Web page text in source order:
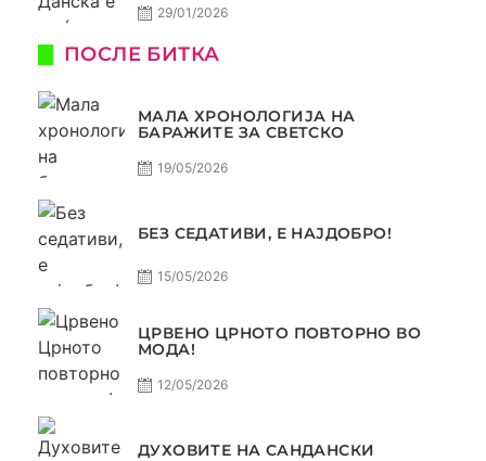
29/01/2026
ПОСЛЕ БИТКА
МАЛА ХРОНОЛОГИЈА НА
БАРАЖИТЕ ЗА СВЕТСКО
19/05/2026
БЕЗ СЕДАТИВИ, Е НАЈДОБРО!
15/05/2026
ЦРВЕНО ЦРНОТО ПОВТОРНО ВО
МОДА!
12/05/2026
ДУХОВИТЕ НА САНДАНСКИ